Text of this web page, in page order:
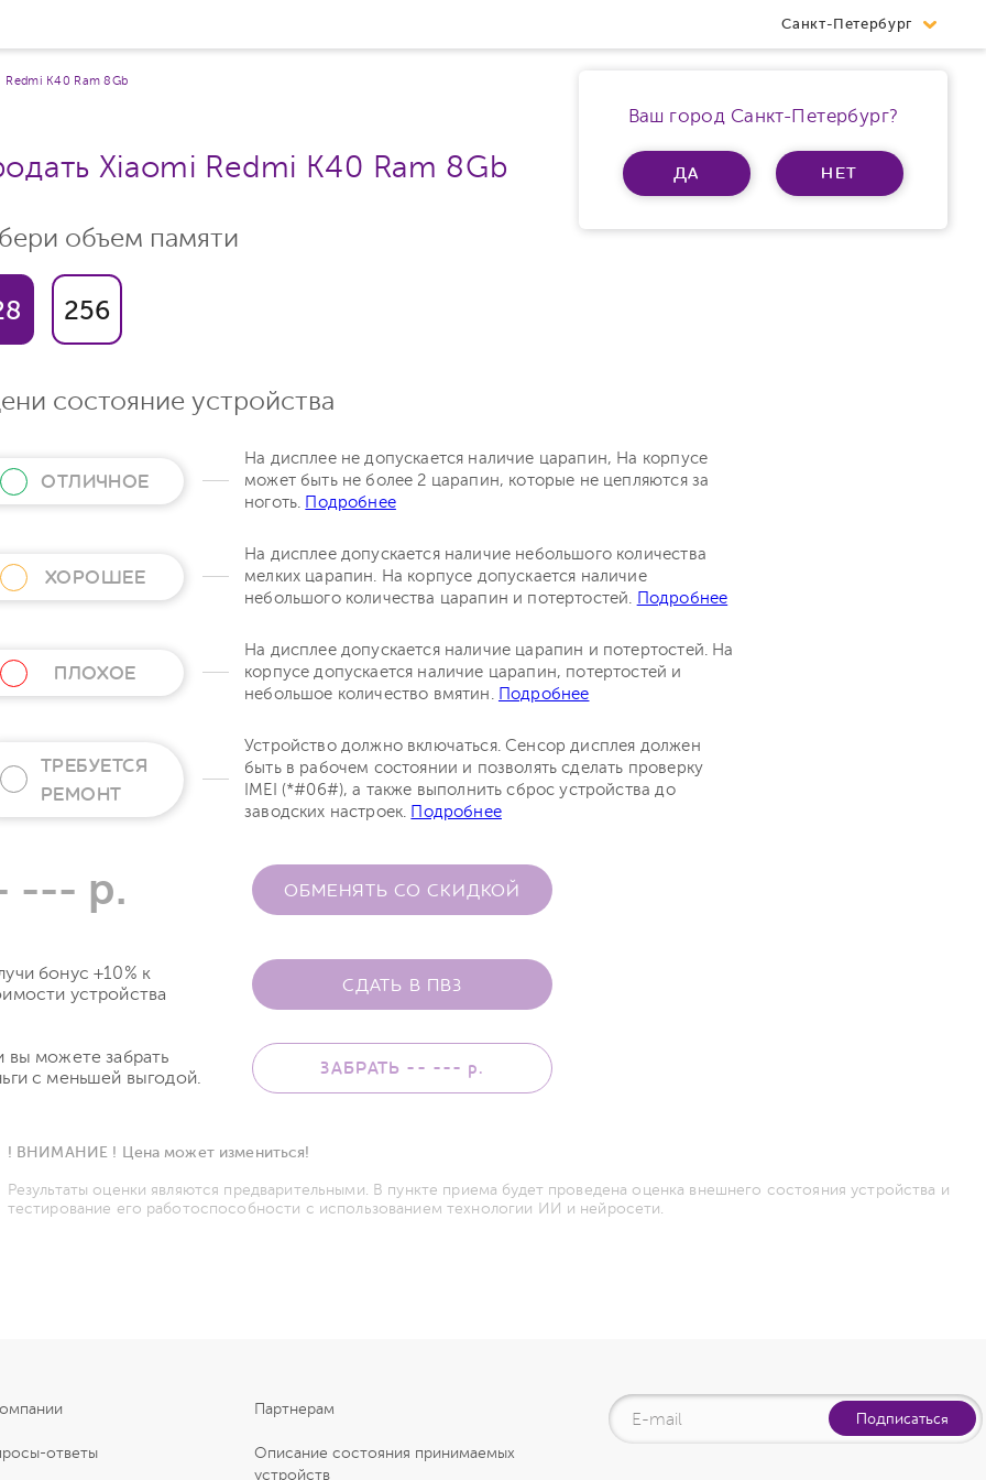
Санкт-Петербург
Ваш город Санкт-Петербург?
ДА НЕТ
Redmi K40 Ram 8Gb
Xiaomi Redmi K40 Ram 8Gb
объем памяти
256
состояние устройства
ОТЛИЧНОЕ
На дисплее не допускается наличие царапин, На корпусе
может быть не более 2 царапин, которые не цепляются за
ноготь. Подробнее
ХОРОШЕЕ
На дисплее допускается наличие небольшого количества
мелких царапин. На корпусе допускается наличие
небольшого количества царапин и потертостей. Подробнее
ПЛОХОЕ
На дисплее допускается наличие царапин и потертостей. На
корпусе допускается наличие царапин, потертостей и
небольшое количество вмятин. Подробнее
ТРЕБУЕТСЯ
РЕМОНТ
Устройство должно включаться. Сенсор дисплея должен
быть в рабочем состоянии и позволять сделать проверку
IMEI (*#06#), а также выполнить сброс устройства до
заводских настроек. Подробнее
--- р. ОБМЕНЯТЬ СО СКИДКОЙ
бонус +10% к
устройства
СДАТЬ В ПВЗ
вы можете забрать
с меньшей выгодой.
ЗАБРАТЬ -- --- р.
! ВНИМАНИЕ ! Цена может измениться!
Результаты оценки являются предварительными. В пункте приема будет проведена оценка внешнего состояния устройства и
тестирование его работоспособности с использованием технологии ИИ и нейросети.
Партнерам
ответы
Описание состояния принимаемых
устройств
Подписаться